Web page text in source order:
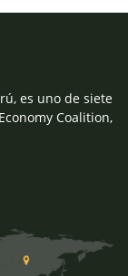
es uno de siete
Coalition,